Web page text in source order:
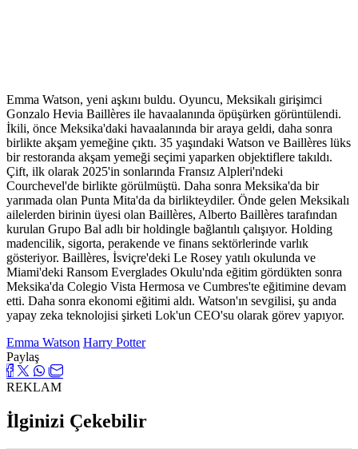
Emma Watson, yeni aşkını buldu. Oyuncu, Meksikalı girişimci
Gonzalo Hevia Baillères ile havaalanında öpüşürken görüntülendi.
İkili, önce Meksika'daki havaalanında bir araya geldi, daha sonra
birlikte akşam yemeğine çıktı. 35 yaşındaki Watson ve Baillères lüks
bir restoranda akşam yemeği seçimi yaparken objektiflere takıldı.
Çift, ilk olarak 2025'in sonlarında Fransız Alpleri'ndeki
Courchevel'de birlikte görülmüştü. Daha sonra Meksika'da bir
yarımada olan Punta Mita'da da birlikteydiler. Önde gelen Meksikalı
ailelerden birinin üyesi olan Baillères, Alberto Baillères tarafından
kurulan Grupo Bal adlı bir holdingle bağlantılı çalışıyor. Holding
madencilik, sigorta, perakende ve finans sektörlerinde varlık
gösteriyor. Baillères, İsviçre'deki Le Rosey yatılı okulunda ve
Miami'deki Ransom Everglades Okulu'nda eğitim gördükten sonra
Meksika'da Colegio Vista Hermosa ve Cumbres'te eğitimine devam
etti. Daha sonra ekonomi eğitimi aldı. Watson'ın sevgilisi, şu anda
yapay zeka teknolojisi şirketi Lok'un CEO'su olarak görev yapıyor.
Emma Watson Harry Potter
Paylaş
REKLAM
İlginizi Çekebilir